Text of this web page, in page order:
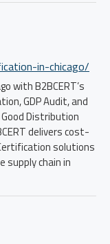
in-chicago/
with B2BCERT’s
GDP Audit, and
Distribution
delivers cost-
solutions
supply chain in